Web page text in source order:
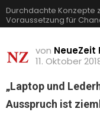
Durchdachte Konzepte
Voraussetzung für
von NeueZeit
11. Oktober
„Laptop und
Ausspruch ist